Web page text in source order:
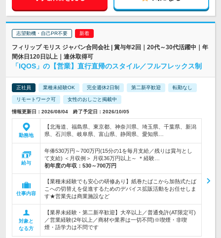
志望動機・自己PR不要
フィリップ モリス ジャパン合同会社 | 賞与年2回｜20代～30代活躍中｜年
間休日120日以上｜連休取得可
「IQOS」の【営業】直行直帰のスタイル／フルフレックス制
正社員 業種未経験OK 完全週休2日制 第二新卒歓迎 転勤なし
リモートワーク可 女性のおしごと掲載中
情報更新日：2026/08/04 終了予定日：2026/10/05
勤務地
【北海道、福島県、東京都、神奈川県、埼玉県、千葉県、新潟
県、石川県、岐阜県、富山県、静岡県、愛知県…
給与
年俸530万円～700万円(15分の1を毎月支給／残りは賞与とし
て支給) ＜月収例＞ 月収36万円以上～ ＊経験…
初年度の年収： 530～700万円
仕事内容
【業種未経験でも安心の研修あり】紙巻たばこから加熱式たば
こへの切替えを促進するためのデバイス拡販活動をお任せしま
す★営業先は商業施設など
対象と
なる方
【業界未経験・第二新卒歓迎】大卒以上／普通免許(AT限定可)
／営業経験(2年以上／商材や業界は一切不問)※喫煙・非喫
煙・語学力は不問です